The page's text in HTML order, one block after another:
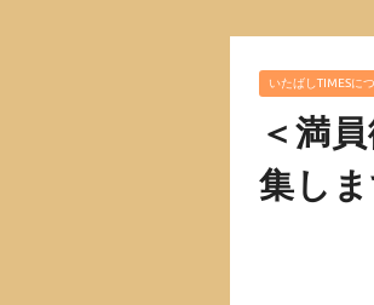
いたばしTIMESに
＜満
集しま